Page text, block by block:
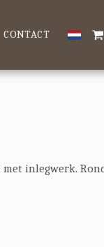
CONTACT
inlegwerk.